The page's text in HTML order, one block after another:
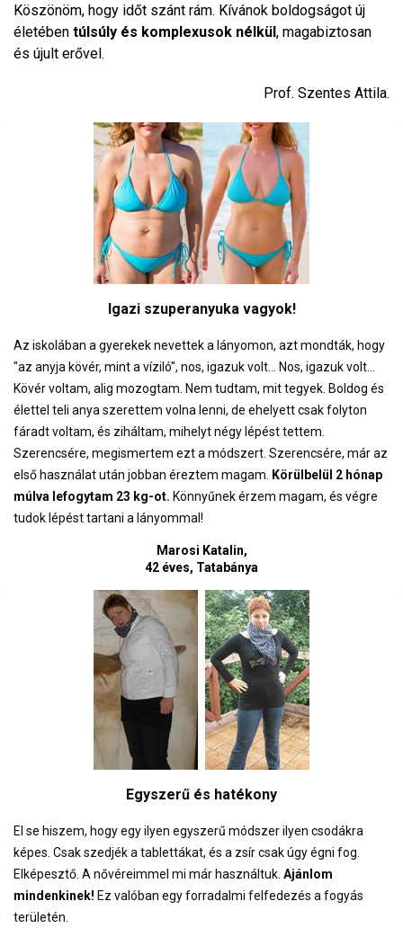
Köszönöm, hogy időt szánt rám. Kívánok boldogságot új
életében túlsúly és komplexusok nélkül, magabiztosan
és újult erővel.
Prof. Szentes Attila.
Igazi szuperanyuka vagyok!
Az iskolában a gyerekek nevettek a lányomon, azt mondták, hogy
"az anyja kövér, mint a víziló", nos, igazuk volt... Nos, igazuk volt...
Kövér voltam, alig mozogtam. Nem tudtam, mit tegyek. Boldog és
élettel teli anya szerettem volna lenni, de ehelyett csak folyton
fáradt voltam, és ziháltam, mihelyt négy lépést tettem.
Szerencsére, megismertem ezt a módszert. Szerencsére, már az
első használat után jobban éreztem magam.
Körülbelül 2 hónap
múlva lefogytam 23 kg-ot. Könnyűnek érzem magam, és végre
tudok lépést tartani a lányommal!
Marosi Katalin,
42 éves, Tatabánya
Egyszerű és hatékony
El se hiszem, hogy egy ilyen egyszerű módszer ilyen csodákra
képes. Csak szedjék a tablettákat, és a zsír csak úgy égni fog.
Elképesztő. A nővéreimmel mi már használtuk. Ajánlom
mindenkinek! Ez valóban egy forradalmi felfedezés a fogyás
területén.